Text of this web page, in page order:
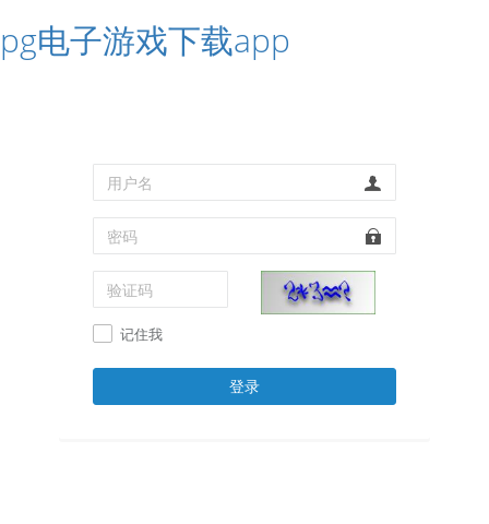
pg电子游戏下载app
记住我
登录